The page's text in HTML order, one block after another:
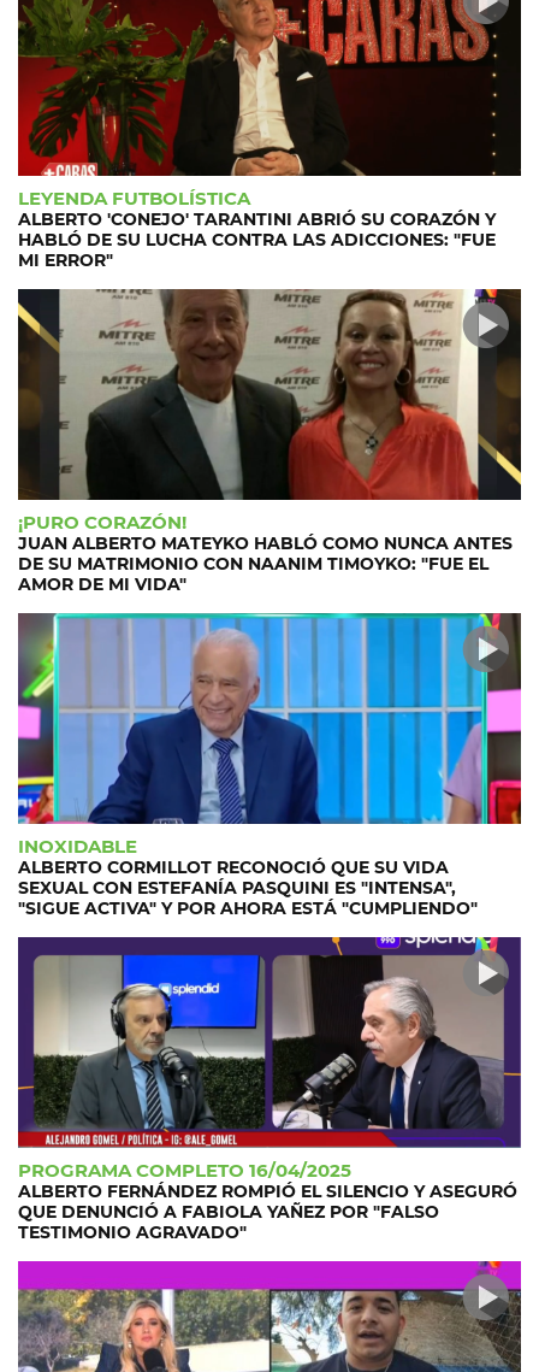
LEYENDA FUTBOLÍSTICA
ALBERTO 'CONEJO' TARANTINI ABRIÓ SU CORAZÓN Y
HABLÓ DE SU LUCHA CONTRA LAS ADICCIONES: "FUE
MI ERROR"
¡PURO CORAZÓN!
JUAN ALBERTO MATEYKO HABLÓ COMO NUNCA ANTES
DE SU MATRIMONIO CON NAANIM TIMOYKO: "FUE EL
AMOR DE MI VIDA"
INOXIDABLE
ALBERTO CORMILLOT RECONOCIÓ QUE SU VIDA
SEXUAL CON ESTEFANÍA PASQUINI ES "INTENSA",
"SIGUE ACTIVA" Y POR AHORA ESTÁ "CUMPLIENDO"
PROGRAMA COMPLETO 16/04/2025
ALBERTO FERNÁNDEZ ROMPIÓ EL SILENCIO Y ASEGURÓ
QUE DENUNCIÓ A FABIOLA YAÑEZ POR "FALSO
TESTIMONIO AGRAVADO"